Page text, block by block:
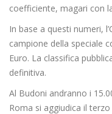
coefficiente, magari con
In base a questi numeri,
campione della speciale
Euro. La classifica
definitiva.
Al Budoni andranno i
Roma si aggiudica il